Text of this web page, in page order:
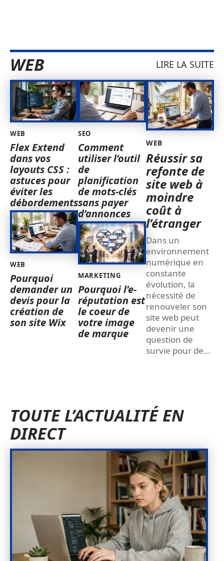
WEB LIRE LA SUITE
WEB
Flex Extend
dans vos
layouts CSS :
astuces pour
éviter les
débordements
WEB
Pourquoi
demander un
devis pour la
création de
son site Wix
SEO
Comment
utiliser l’outil
de
planification
de mots-clés
sans payer
d’annonces
MARKETING
Pourquoi l’e-
réputation est
le coeur de
votre image
de marque
WEB
Réussir sa
refonte de
site web à
moindre
coût à
l’étranger
Dans un
environnement
numérique en
constante
évolution, la
nécessité de
renouveler son
site web peut
devenir une
question de
survie pour de…
TOUTE L’ACTUALITÉ EN
DIRECT